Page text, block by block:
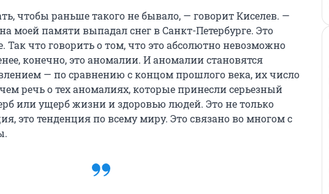
чтобы раньше такого не бывало, — говорит Киселев. —
моей памяти выпадал снег в Санкт-Петербурге. Это
Так что говорить о том, что это абсолютно невозможно
конечно, это аномалии. И аномалии становятся
— по сравнению с концом прошлого века, их число
речь о тех аномалиях, которые принесли серьезный
или ущерб жизни и здоровью людей. Это не только
это тенденция по всему миру. Это связано во многом с